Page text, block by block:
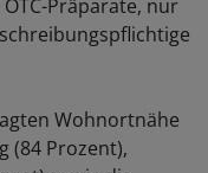
Präparate, nur
Wohnortnähe
(84 Prozent),